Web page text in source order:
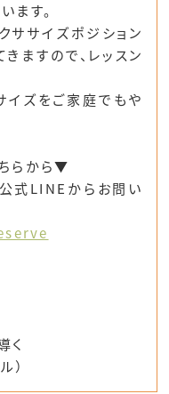
ます。
ササイズポジション
ますので、レッスン
イズをご家庭でもや
らから▼
式LINEからお問い
く
）